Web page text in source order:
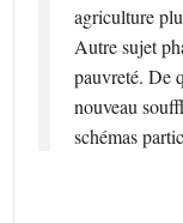
agriculture
Autre sujet
pauvreté. De
nouveau
schémas